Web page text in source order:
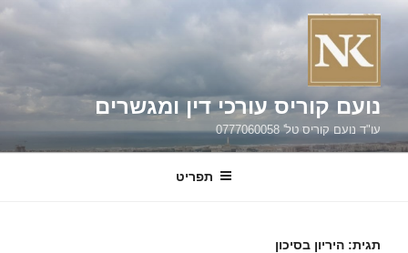
דילוג
נועם קוריס עורכי דין ומגשרים
עו"ד נועם קוריס טל' 0777060058
תפריט
תגית: היריון בסיכון